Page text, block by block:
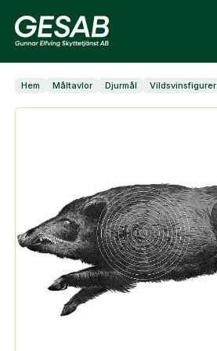
Ammunition
Jaktkläder & skor
Måltavlor
Hem Måltavlor Djurmål Vildsvinsfigurer